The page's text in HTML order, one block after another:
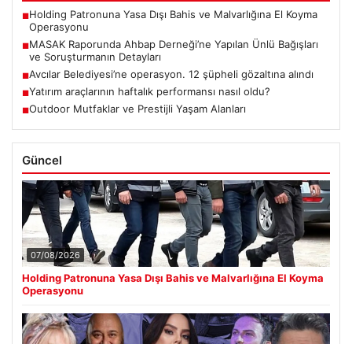
■Holding Patronuna Yasa Dışı Bahis ve Malvarlığına El Koyma
Operasyonu
■MASAK Raporunda Ahbap Derneği’ne Yapılan Ünlü Bağışları
ve Soruşturmanın Detayları
■Avcılar Belediyesi’ne operasyon. 12 şüpheli gözaltına alındı
■Yatırım araçlarının haftalık performansı nasıl oldu?
■Outdoor Mutfaklar ve Prestijli Yaşam Alanları
Güncel
07/08/2026
Holding Patronuna Yasa Dışı Bahis ve Malvarlığına El Koyma
Operasyonu